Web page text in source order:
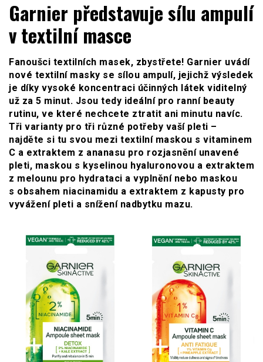
Garnier představuje sílu ampulí
v textilní masce
Fanoušci textilních masek, zbystřete! Garnier uvádí
nové textilní masky se sílou ampulí, jejichž výsledek
je díky vysoké koncentraci účinných látek viditelný
už za 5 minut. Jsou tedy ideální pro ranní beauty
rutinu, ve které nechcete ztratit ani minutu navíc.
Tři varianty pro tři různé potřeby vaší pleti –
najděte si tu svou mezi textilní maskou s vitaminem
C a extraktem z ananasu pro rozjasnění unavené
pleti, maskou s kyselinou hyaluronovou a extraktem
z melounu pro hydrataci a vyplnění nebo maskou
s obsahem niacinamidu a extraktem z kapusty pro
vyvážení pleti a snížení nadbytku mazu.